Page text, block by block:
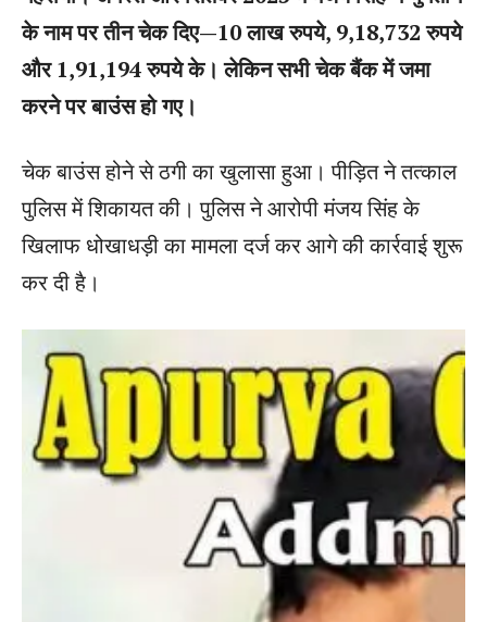
के नाम पर तीन चेक दिए—10 लाख रुपये, 9,18,732 रुपये
और 1,91,194 रुपये के। लेकिन सभी चेक बैंक में जमा
करने पर बाउंस हो गए।
चेक बाउंस होने से ठगी का खुलासा हुआ। पीड़ित ने तत्काल
पुलिस में शिकायत की। पुलिस ने आरोपी मंजय सिंह के
खिलाफ धोखाधड़ी का मामला दर्ज कर आगे की कार्रवाई शुरू
कर दी है।